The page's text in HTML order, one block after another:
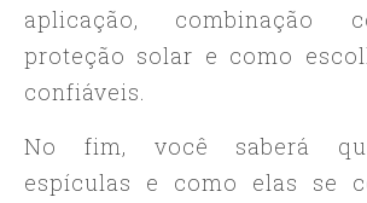
aplicação, combinação
proteção solar e como
confiáveis.
No fim, você saberá
espículas e como elas se